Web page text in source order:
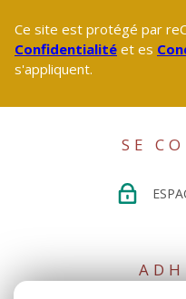
Ce site est protégé par
Confidentialité et es
s'appliquent.
SE